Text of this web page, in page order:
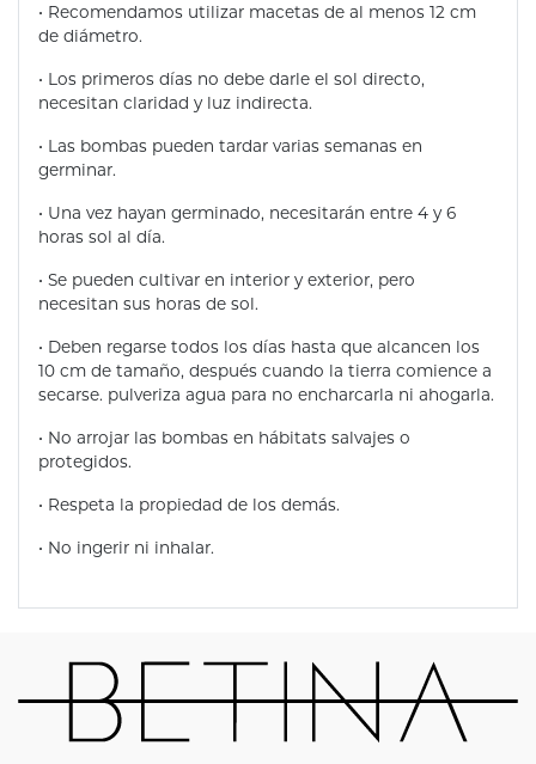
• Recomendamos utilizar macetas de al menos 12 cm
de diámetro.
• Los primeros días no debe darle el sol directo,
necesitan claridad y luz indirecta.
• Las bombas pueden tardar varias semanas en
germinar.
• Una vez hayan germinado, necesitarán entre 4 y 6
horas sol al día.
• Se pueden cultivar en interior y exterior, pero
necesitan sus horas de sol.
• Deben regarse todos los días hasta que alcancen los
10 cm de tamaño, después cuando la tierra comience a
secarse. pulveriza agua para no encharcarla ni ahogarla.
• No arrojar las bombas en hábitats salvajes o
protegidos.
• Respeta la propiedad de los demás.
• No ingerir ni inhalar.